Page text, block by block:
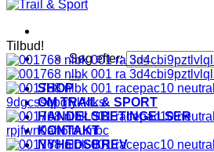
Søg efter:
SHOP
OM TRAIL & SPORT
HANDELSBETINGELSER
KONTAKT
NYHEDSBREV
Tilbud!